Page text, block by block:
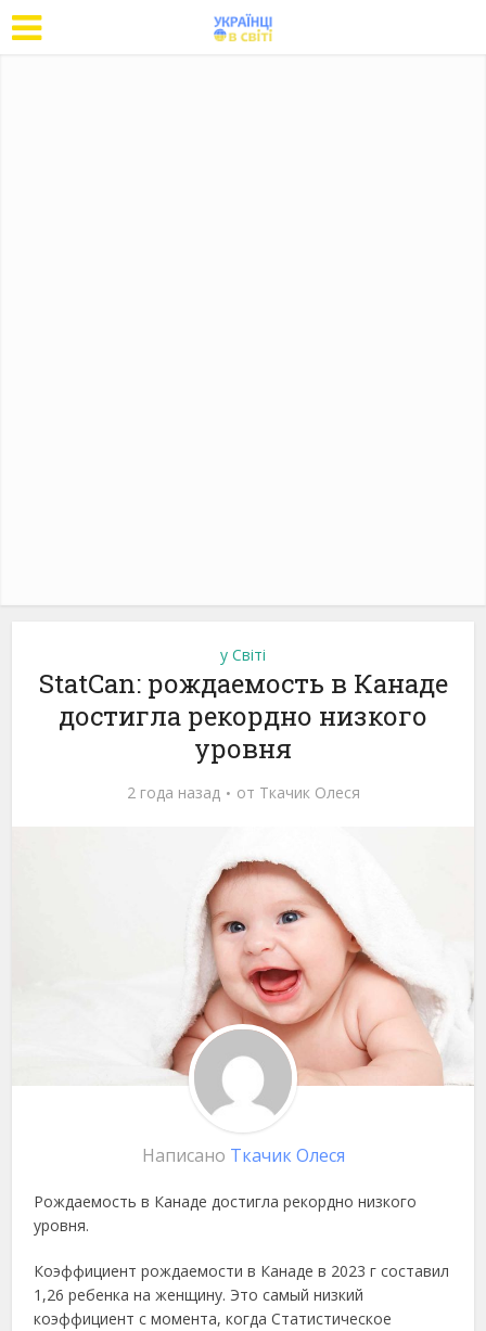
у Світі
StatCan: рождаемость в Канаде
достигла рекордно низкого
уровня
2 года назад от Ткачик Олеся
Написано Ткачик Олеся
Рождаемость в Канаде достигла рекордно низкого
уровня.
Коэффициент рождаемости в Канаде в 2023 г составил
1,26 ребенка на женщину. Это самый низкий
коэффициент с момента, когда Статистическое